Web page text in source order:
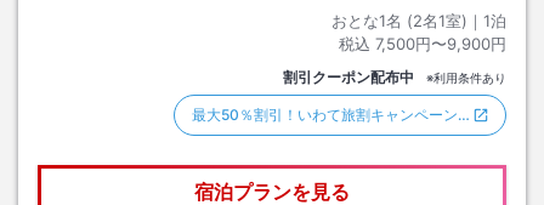
おとな1名 (2名1室)｜ 1泊
税込 7,500円〜9,900円
割引クーポン配布中 ※利用条件あり
最大50％割引！いわて旅割キャンペーン…
宿泊プランを見る